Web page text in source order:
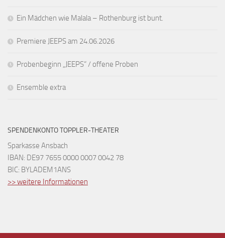
Ein Mädchen wie Malala – Rothenburg ist bunt.
Premiere JEEPS am 24.06.2026
Probenbeginn „JEEPS“ / offene Proben
Ensemble extra
SPENDENKONTO TOPPLER-THEATER
Sparkasse Ansbach
IBAN: DE97 7655 0000 0007 0042 78
BIC: BYLADEM1ANS
>> weitere Informationen